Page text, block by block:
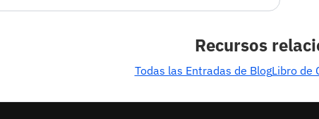
Recursos
Todas las Entradas de BlogLibro de